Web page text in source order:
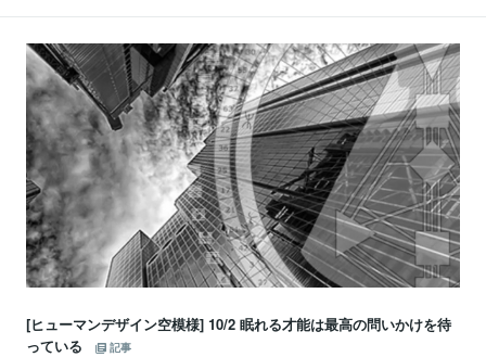
[ヒューマンデザイン空模様] 10/2 眠れる才能は最高の問いかけを待
っている
記事